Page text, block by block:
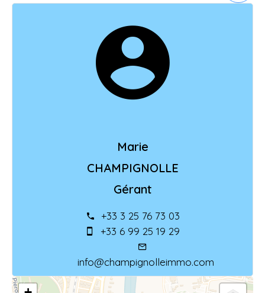
Marie
CHAMPIGNOLLE
Gérant
+33 3 25 76 73 03
+33 6 99 25 19 29
info@champignolleimmo.com